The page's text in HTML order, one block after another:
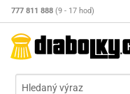
777 811 888 (9 - 17 hod)